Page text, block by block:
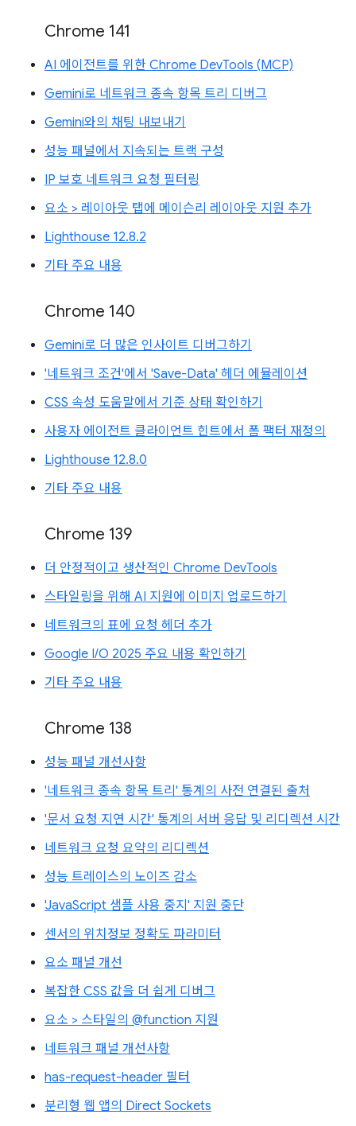
Chrome 141
AI 에이전트를 위한 Chrome DevTools (MCP)
Gemini로 네트워크 종속 항목 트리 디버그
Gemini와의 채팅 내보내기
성능 패널에서 지속되는 트랙 구성
IP 보호 네트워크 요청 필터링
요소 > 레이아웃 탭에 메이슨리 레이아웃 지원 추가
Lighthouse 12.8.2
기타 주요 내용
Chrome 140
Gemini로 더 많은 인사이트 디버그하기
'네트워크 조건'에서 'Save-Data' 헤더 에뮬레이션
CSS 속성 도움말에서 기준 상태 확인하기
사용자 에이전트 클라이언트 힌트에서 폼 팩터 재정의
Lighthouse 12.8.0
기타 주요 내용
Chrome 139
더 안정적이고 생산적인 Chrome DevTools
스타일링을 위해 AI 지원에 이미지 업로드하기
네트워크의 표에 요청 헤더 추가
Google I/O 2025 주요 내용 확인하기
기타 주요 내용
Chrome 138
성능 패널 개선사항
'네트워크 종속 항목 트리' 통계의 사전 연결된 출처
'문서 요청 지연 시간' 통계의 서버 응답 및 리디렉션 시간
네트워크 요청 요약의 리디렉션
성능 트레이스의 노이즈 감소
'JavaScript 샘플 사용 중지' 지원 중단
센서의 위치정보 정확도 파라미터
요소 패널 개선
복잡한 CSS 값을 더 쉽게 디버그
요소 > 스타일의 @function 지원
네트워크 패널 개선사항
has-request-header 필터
분리형 웹 앱의 Direct Sockets